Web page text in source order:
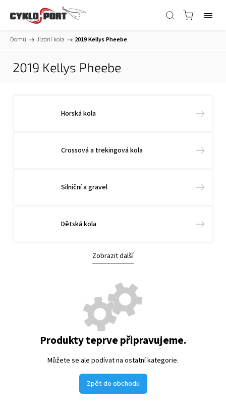
Domů / Jízdní kola / 2019 Kellys Pheebe
2019 Kellys Pheebe
Horská kola
Crossová a trekingová kola
Silniční a gravel
Dětská kola
Zobrazit další
Produkty teprve připravujeme.
Můžete se ale podívat na ostatní kategorie.
Zpět do obchodu